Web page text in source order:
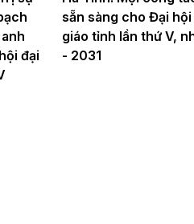
đại
sẵn sàng cho Đại
giáo tỉnh lần thứ V,
- 2031